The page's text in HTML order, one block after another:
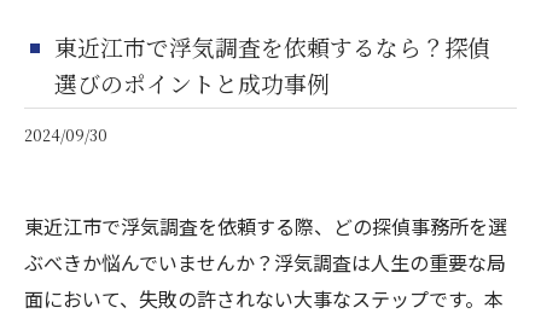
東近江市で浮気調査を依頼するなら？探偵
選びのポイントと成功事例
2024/09/30
東近江市で浮気調査を依頼する際、どの探偵事務所を選
ぶべきか悩んでいませんか？浮気調査は人生の重要な局
面において、失敗の許されない大事なステップです。本